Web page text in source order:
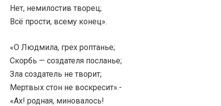
Нет, немилостив творец;
Всё прости, всему конец».
«О Людмила, грех роптанье;
Скорбь — создателя посланье;
Зла создатель не творит;
Мертвых стон не воскресит».-
«Ах! родная, миновалось!